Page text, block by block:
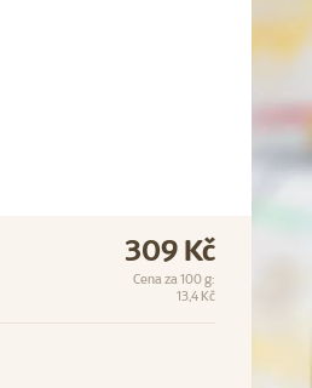
309 Kč
Cena za 100 g:
13,4 Kč